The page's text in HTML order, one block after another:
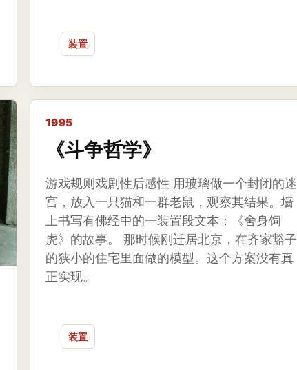
装置
1995
《斗争哲学》
游戏规则戏剧性后感性 用玻璃做一个封闭的迷
宫，放入一只猫和一群老鼠，观察其结果。墙
上书写有佛经中的一装置段文本：《舍身饲
虎》的故事。 那时候刚迁居北京，在齐家豁子
的狭小的住宅里面做的模型。这个方案没有真
正实现。
装置